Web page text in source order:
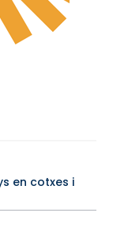
en cotxes i